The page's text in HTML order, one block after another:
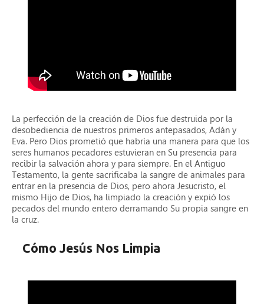
La perfección de la creación de Dios fue destruida por la
desobediencia de nuestros primeros antepasados, Adán y
Eva. Pero Dios prometió que habría una manera para que los
seres humanos pecadores estuvieran en Su presencia para
recibir la salvación ahora y para siempre. En el Antiguo
Testamento, la gente sacrificaba la sangre de animales para
entrar en la presencia de Dios, pero ahora Jesucristo, el
mismo Hijo de Dios, ha limpiado la creación y expió los
pecados del mundo entero derramando Su propia sangre en
la cruz.
Cómo Jesús Nos Limpia